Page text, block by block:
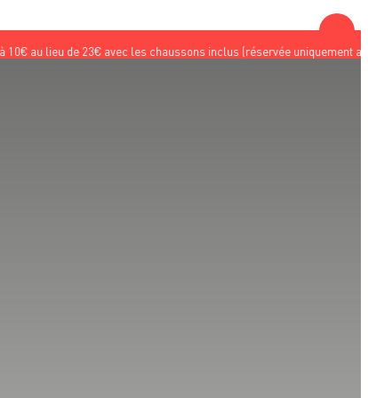
23€ avec les chaussons inclus (réservée uniquement aux nouveaux